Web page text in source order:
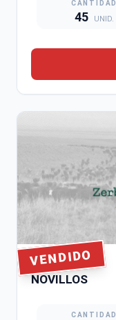
CANTIDAD
45 UNID.
VENDIDO
LOTE #2192
NOVILLOS
CANTIDAD